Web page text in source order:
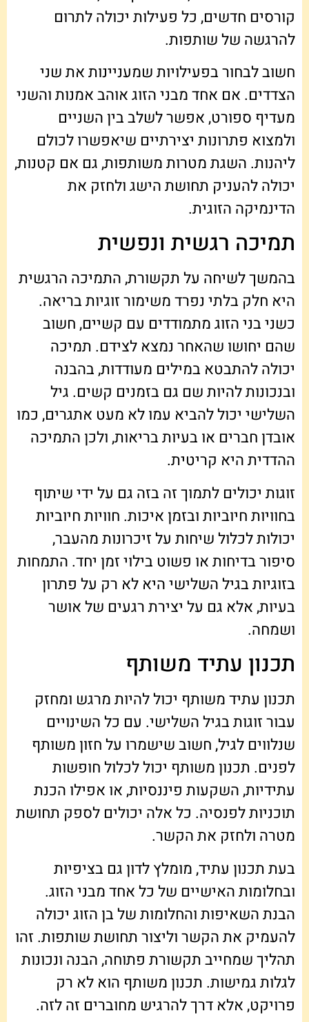
קורסים חדשים, כל פעילות יכולה לתרום
להרגשה של שותפות.
חשוב לבחור בפעילויות שמעניינות את שני
הצדדים. אם אחד מבני הזוג אוהב אמנות והשני
מעדיף ספורט, אפשר לשלב בין השניים
ולמצוא פתרונות יצירתיים שיאפשרו לכולם
ליהנות. השגת מטרות משותפות, גם אם קטנות,
יכולה להעניק תחושת הישג ולחזק את
הדינמיקה הזוגית.
תמיכה רגשית ונפשית
בהמשך לשיחה על תקשורת, התמיכה הרגשית
היא חלק בלתי נפרד משימור זוגיות בריאה.
כשני בני הזוג מתמודדים עם קשיים, חשוב
שהם יחושו שהאחר נמצא לצידם. תמיכה
יכולה להתבטא במילים מעודדות, בהבנה
ובנכונות להיות שם גם בזמנים קשים. גיל
השלישי יכול להביא עמו לא מעט אתגרים, כמו
אובדן חברים או בעיות בריאות, ולכן התמיכה
ההדדית היא קריטית.
זוגות יכולים לתמוך זה בזה גם על ידי שיתוף
בחוויות חיוביות ובזמן איכות. חוויות חיוביות
יכולות לכלול שיחות על זיכרונות מהעבר,
סיפור בדיחות או פשוט בילוי זמן יחד. התמחות
בזוגיות בגיל השלישי היא לא רק על פתרון
בעיות, אלא גם על יצירת רגעים של אושר
ושמחה.
תכנון עתיד משותף
תכנון עתיד משותף יכול להיות מרגש ומחזק
עבור זוגות בגיל השלישי. עם כל השינויים
שנלווים לגיל, חשוב שישמרו על חזון משותף
לפנים. תכנון משותף יכול לכלול חופשות
עתידיות, השקעות פיננסיות, או אפילו הכנת
תוכניות לפנסיה. כל אלה יכולים לספק תחושת
מטרה ולחזק את הקשר.
בעת תכנון עתיד, מומלץ לדון גם בציפיות
ובחלומות האישיים של כל אחד מבני הזוג.
הבנת השאיפות והחלומות של בן הזוג יכולה
להעמיק את הקשר וליצור תחושת שותפות. זהו
תהליך שמחייב תקשורת פתוחה, הבנה ונכונות
לגלות גמישות. תכנון משותף הוא לא רק
פרויקט, אלא דרך להרגיש מחוברים זה לזה.